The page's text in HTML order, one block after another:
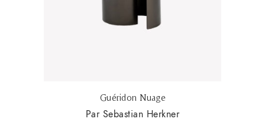
Guéridon Nuage
Par Sebastian Herkner